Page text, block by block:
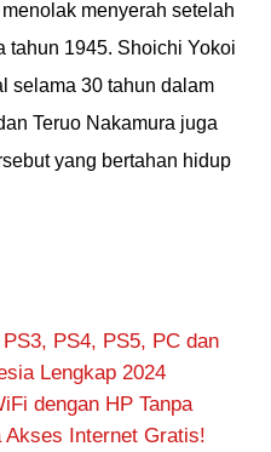
menyerah setelah
tahun 1945. Shoichi Yokoi
selama 30 tahun dalam
Teruo Nakamura juga
yang bertahan hidup
PS4, PS5, PC dan
Lengkap 2024
dengan HP Tanpa
Akses Internet Gratis!